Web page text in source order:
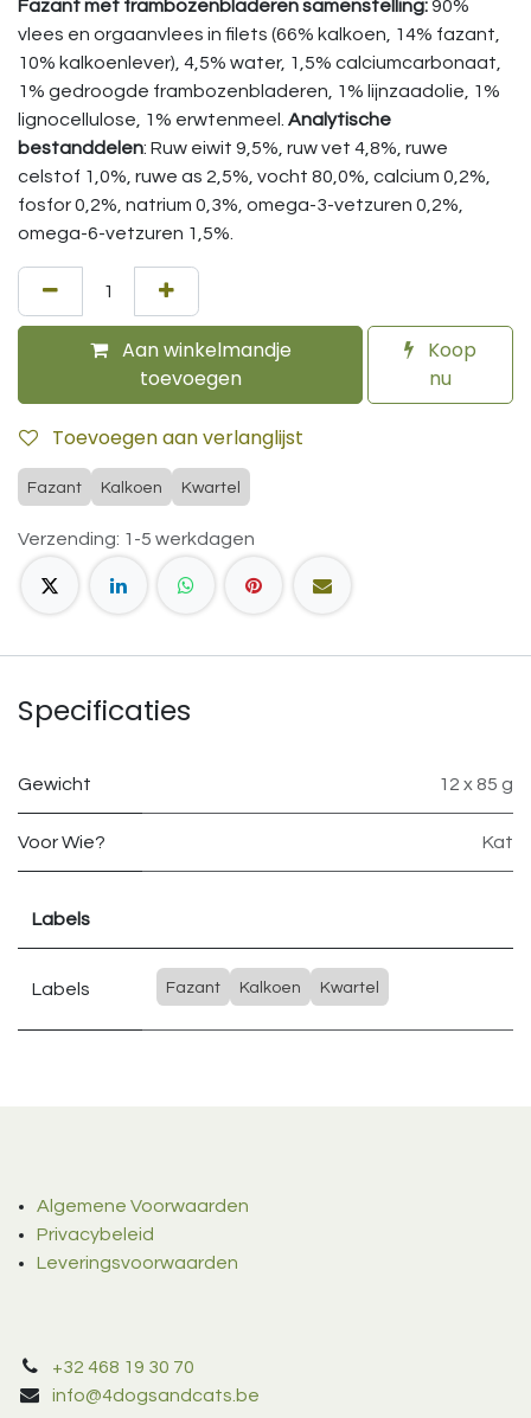
Fazant met frambozenbladeren samenstelling:90%
vlees en orgaanvlees in filets (66% kalkoen, 14% fazant,
10% kalkoenlever), 4,5% water, 1,5% calciumcarbonaat,
1% gedroogde frambozenbladeren, 1% lijnzaadolie, 1%
lignocellulose, 1% erwtenmeel. Analytische
bestanddelen: Ruw eiwit 9,5%, ruw vet 4,8%, ruwe
celstof 1,0%, ruwe as 2,5%, vocht 80,0%, calcium 0,2%,
fosfor 0,2%, natrium 0,3%, omega-3-vetzuren 0,2%,
omega-6-vetzuren 1,5%.
Aan winkelmandje
toevoegen
Koop
nu
Toevoegen aan verlanglijst
Fazant Kalkoen Kwartel
Verzending: 1-5 werkdagen
Specificaties
Gewicht 12 x 85 g
Voor Wie? Kat
Labels
Labels Fazant Kalkoen Kwartel
Algemene Voorwaarden
Privacybeleid
Leveringsvoorwaarden
+32 468 19 30 70
info@4dogsandcats.be